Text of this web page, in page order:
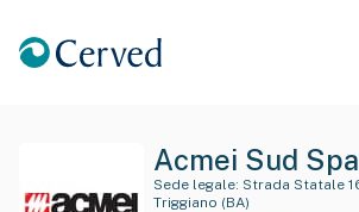
Acmei Sud Spa
Sede legale:
Triggiano (BA)